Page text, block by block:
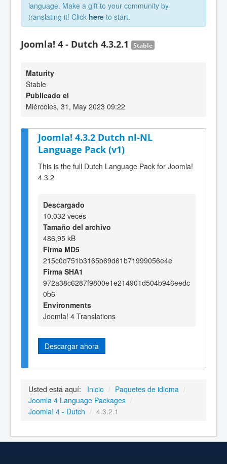
language. Make a gift to your community by
translating it! Click here to start.
Joomla! 4 - Dutch 4.3.2.1 Stable
Maturity
Stable
Publicado el
Miércoles, 31, May 2023 09:22
Joomla! 4.3.2 Dutch nl-NL
Language Pack (v1)
This is the full Dutch Language Pack for Joomla!
4.3.2
Descargado
10.032 veces
Tamaño del archivo
486,95 kB
Firma MD5
215c0d751b3165b69d61b71999056e4e
Firma SHA1
972a38c6287f9800e1e214901d504b946eedc
0b6
Environments
Joomla! 4 Translations
Descargar ahora
Usted está aquí: Inicio / Paquetes de idioma /
Joomla 4 Language Packages /
Joomla! 4 - Dutch / 4.3.2.1